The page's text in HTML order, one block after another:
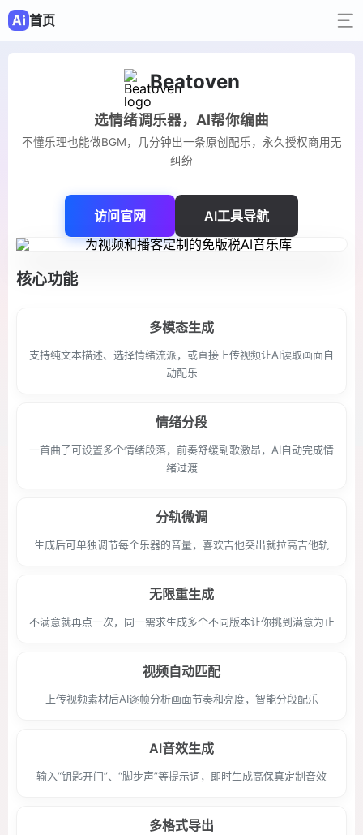
首页
Beatoven
选情绪调乐器，AI帮你编曲
不懂乐理也能做BGM，几分钟出一条原创配乐，永久授权商用无
纠纷
访问官网 AI工具导航
核心功能
多模态生成
支持纯文本描述、选择情绪流派，或直接上传视频让AI读取画面自
动配乐
情绪分段
一首曲子可设置多个情绪段落，前奏舒缓副歌激昂，AI自动完成情
绪过渡
分轨微调
生成后可单独调节每个乐器的音量，喜欢吉他突出就拉高吉他轨
无限重生成
不满意就再点一次，同一需求生成多个不同版本让你挑到满意为止
视频自动匹配
上传视频素材后AI逐帧分析画面节奏和亮度，智能分段配乐
AI音效生成
输入“钥匙开门”、“脚步声”等提示词，即时生成高保真定制音效
多格式导出